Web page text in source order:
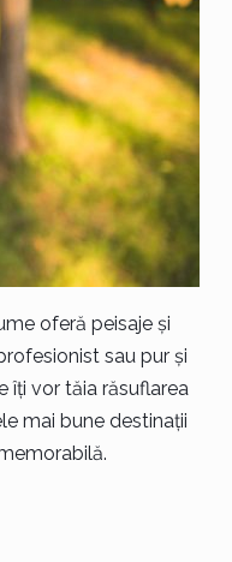
oferă peisaje și
sau pur și
îți vor tăia răsuflarea
mai bune destinații